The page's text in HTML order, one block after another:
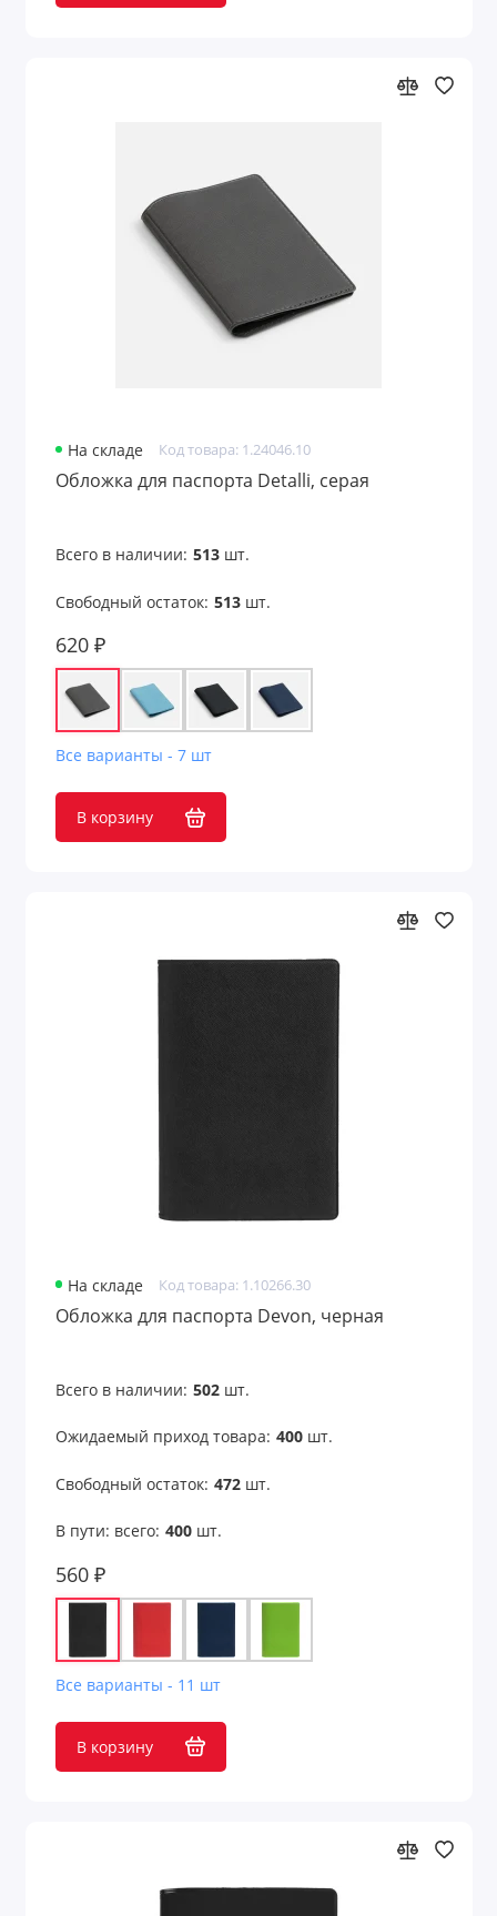
Шкатулки и подставки
На складе Код товара: 1.24046.10
Обложка для паспорта Detalli, серая
Всего в наличии: 513шт.
Свободный остаток: 513шт.
620 ₽
Все варианты - 7 шт
В корзину
На складе Код товара: 1.10266.30
Обложка для паспорта Devon, черная
Всего в наличии: 502шт.
Ожидаемый приход товара: 400шт.
Свободный остаток: 472шт.
В пути: всего: 400шт.
560 ₽
Все варианты - 11 шт
В корзину